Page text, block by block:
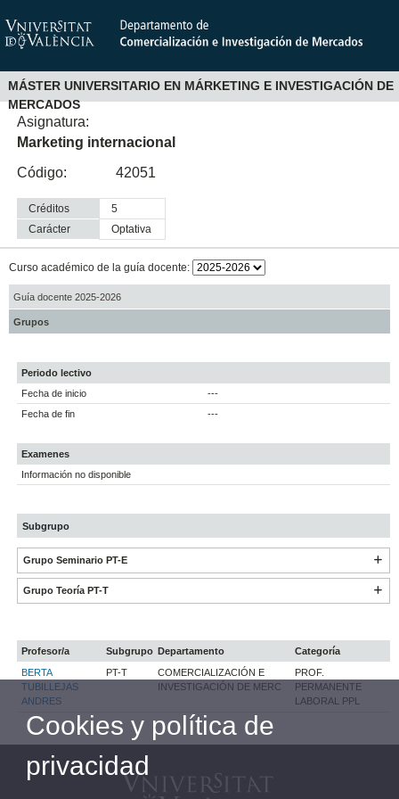
MÁSTER UNIVERSITARIO EN MÁRKETING E INVESTIGACIÓN DE
MERCADOS
Asignatura:
Marketing internacional
Código:
42051
Créditos
5
Carácter
optativa
Curso académico de la guía docente:
Guía docente 2025-2026
Grupos
Periodo lectivo
Fecha de inicio
---
Fecha de fin
---
Examenes
Información no disponible
Subgrupo
Grupo Seminario PT-E
Grupo Teoría PT-T
Profesor/a Subgrupo Departamento
Categoría
BERTA
TUBILLEJAS
ANDRES
PT-T
COMERCIALIZACIÓN E
INVESTIGACIÓN DE MERC
PROF.
PERMANENTE
LABORAL PPL
Cookies y política de
privacidad